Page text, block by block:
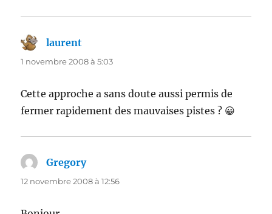
laurent
1 novembre 2008 à 5:03
Cette approche a sans doute aussi permis de
fermer rapidement des mauvaises pistes ? 😀
Gregorydit :
12 novembre 2008 à 12:56